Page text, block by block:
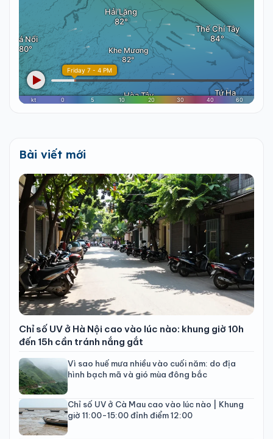
Bài viết mới
Chỉ số UV ở Hà Nội cao vào lúc nào: khung giờ 10h
đến 15h cần tránh nắng gắt
Vì sao huế mưa nhiều vào cuối năm: do địa
hình bạch mã và gió mùa đông bắc
Chỉ số UV ở Cà Mau cao vào lúc nào | Khung
giờ 11:00-15:00 đỉnh điểm 12:00